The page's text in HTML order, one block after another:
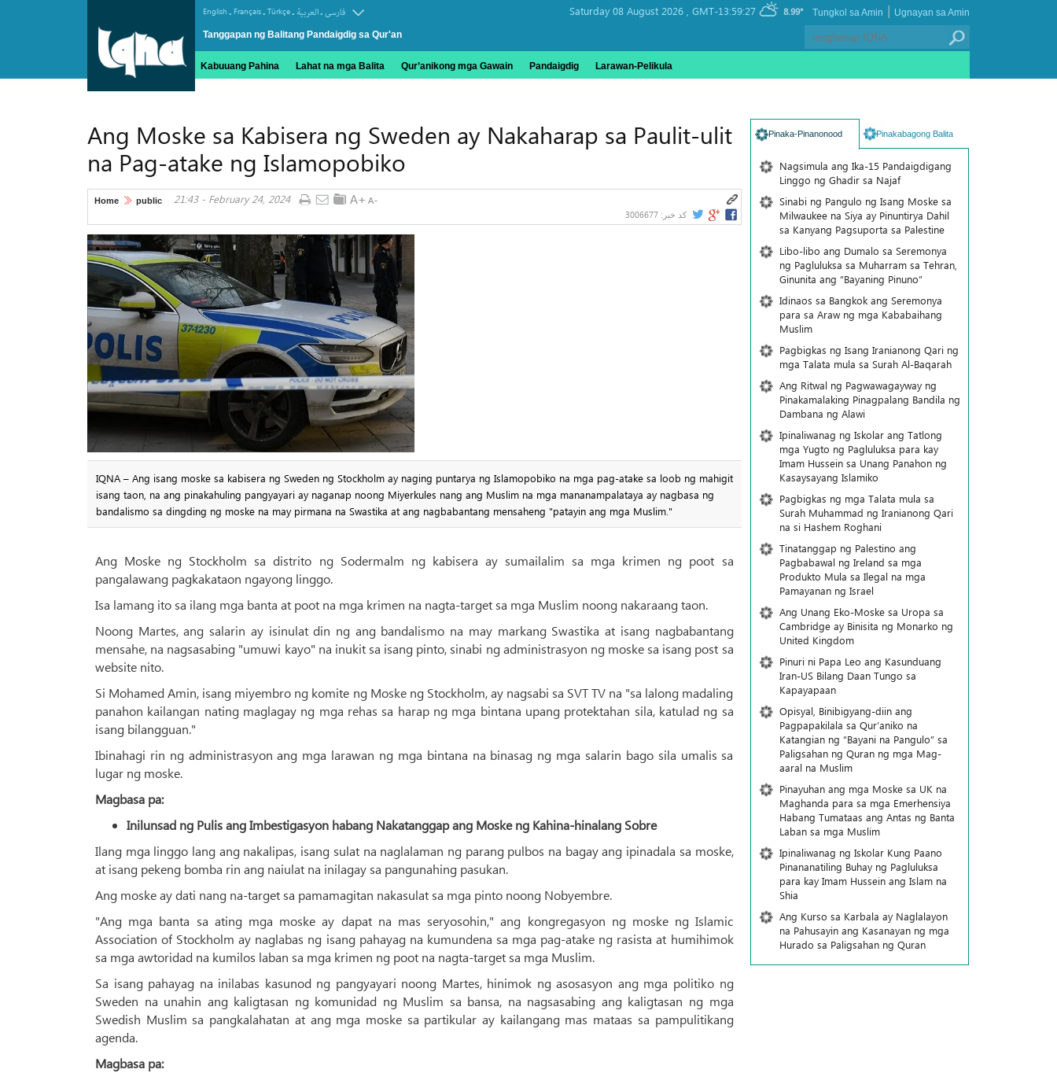
English . Français. Türkçe. العربیة.فارسی
Tanggapan ng Balitang Pandaigdig sa Qur'an
Saturday 08 August 2026 , GMT-13:59:27 8.99° Ugnayan sa Amin
|
Tungkol sa Amin
Kabuuang Pahina Lahat na mga Balita Qur’anikong mga Gawain Pandaigdig Larawan-Pelikula
Ang Moske sa Kabisera ng Sweden ay Nakaharap sa Paulit-ulit
na Pag-atake ng Islamopobiko
Home public 21:43 - February 24, 2024
کد خبر:3006677
IQNA – Ang isang moske sa kabisera ng Sweden ng Stockholm ay naging puntarya ng Islamopobiko na mga pag-atake sa loob ng mahigit
isang taon, na ang pinakahuling pangyayari ay naganap noong Miyerkules nang ang Muslim na mga mananampalataya ay nagbasa ng
bandalismo sa dingding ng moske na may pirmana na Swastika at ang nagbabantang mensaheng "patayin ang mga Muslim."
Ang Moske ng Stockholm sa distrito ng Sodermalm ng kabisera ay sumailalim sa mga krimen ng poot sa
pangalawang pagkakataon ngayong linggo.
Isa lamang ito sa ilang mga banta at poot na mga krimen na nagta-target sa mga Muslim noong nakaraang taon.
Noong Martes, ang salarin ay isinulat din ng ang bandalismo na may markang Swastika at isang nagbabantang
mensahe, na nagsasabing "umuwi kayo" na inukit sa isang pinto, sinabi ng administrasyon ng moske sa isang post sa
website nito.
Si Mohamed Amin, isang miyembro ng komite ng Moske ng Stockholm, ay nagsabi sa SVT TV na "sa lalong madaling
panahon kailangan nating maglagay ng mga rehas sa harap ng mga bintana upang protektahan sila, katulad ng sa
isang bilangguan."
Ibinahagi rin ng administrasyon ang mga larawan ng mga bintana na binasag ng mga salarin bago sila umalis sa
lugar ng moske.
Magbasa pa:
Inilunsad ng Pulis ang Imbestigasyon habang Nakatanggap ang Moske ng Kahina-hinalang Sobre
Ilang mga linggo lang ang nakalipas, isang sulat na naglalaman ng parang pulbos na bagay ang ipinadala sa moske,
at isang pekeng bomba rin ang naiulat na inilagay sa pangunahing pasukan.
Ang moske ay dati nang na-target sa pamamagitan nakasulat sa mga pinto noong Nobyembre.
"Ang mga banta sa ating mga moske ay dapat na mas seryosohin," ang kongregasyon ng moske ng Islamic
Association of Stockholm ay naglabas ng isang pahayag na kumundena sa mga pag-atake ng rasista at humihimok
sa mga awtoridad na kumilos laban sa mga krimen ng poot na nagta-target sa mga Muslim.
Sa isang pahayag na inilabas kasunod ng pangyayari noong Martes, hinimok ng asosasyon ang mga politiko ng
Sweden na unahin ang kaligtasan ng komunidad ng Muslim sa bansa, na nagsasabing ang kaligtasan ng mga
Swedish Muslim sa pangkalahatan at ang mga moske sa partikular ay kailangang mas mataas sa pampulitikang
agenda.
Magbasa pa:
Pinaka-Pinanonood Pinakabagong Balita
Nagsimula ang Ika-15 Pandaigdigang
Linggo ng Ghadir sa Najaf
Sinabi ng Pangulo ng Isang Moske sa
Milwaukee na Siya ay Pinuntirya Dahil
sa Kanyang Pagsuporta sa Palestine
Libo-libo ang Dumalo sa Seremonya
ng Pagluluksa sa Muharram sa Tehran,
Ginunita ang “Bayaning Pinuno”
Idinaos sa Bangkok ang Seremonya
para sa Araw ng mga Kababaihang
Muslim
Pagbigkas ng Isang Iranianong Qari ng
mga Talata mula sa Surah Al-Baqarah
Ang Ritwal ng Pagwawagayway ng
Pinakamalaking Pinagpalang Bandila ng
Dambana ng Alawi
Ipinaliwanag ng Iskolar ang Tatlong
mga Yugto ng Pagluluksa para kay
Imam Hussein sa Unang Panahon ng
Kasaysayang Islamiko
Pagbigkas ng mga Talata mula sa
Surah Muhammad ng Iranianong Qari
na si Hashem Roghani
Tinatanggap ng Palestino ang
Pagbabawal ng Ireland sa mga
Produkto Mula sa Ilegal na mga
Pamayanan ng Israel
Ang Unang Eko-Moske sa Uropa sa
Cambridge ay Binisita ng Monarko ng
United Kingdom
Pinuri ni Papa Leo ang Kasunduang
Iran-US Bilang Daan Tungo sa
Kapayapaan
Opisyal, Binibigyang-diin ang
Pagpapakilala sa Qur’aniko na
Katangian ng “Bayani na Pangulo” sa
Paligsahan ng Quran ng mga Mag-
aaral na Muslim
Pinayuhan ang mga Moske sa UK na
Maghanda para sa mga Emerhensiya
Habang Tumataas ang Antas ng Banta
Laban sa mga Muslim
Ipinaliwanag ng Iskolar Kung Paano
Pinananatiling Buhay ng Pagluluksa
para kay Imam Hussein ang Islam na
Shia
Ang Kurso sa Karbala ay Naglalayon
na Pahusayin ang Kasanayan ng mga
Hurado sa Paligsahan ng Quran